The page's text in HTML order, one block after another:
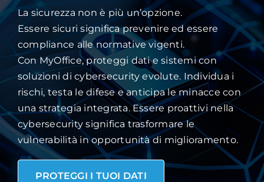
La sicurezza non è più un’opzione.
Essere sicuri significa prevenire ed essere
compliance alle normative vigenti.
Con MyOffice, proteggi dati e sistemi con
soluzioni di cybersecurity evolute. Individua i
rischi, testa le difese e anticipa le minacce con
una strategia integrata. Essere proattivi nella
cybersecurity significa trasformare le
vulnerabilità in opportunità di miglioramento.
PROTEGGI I TUOI DATI